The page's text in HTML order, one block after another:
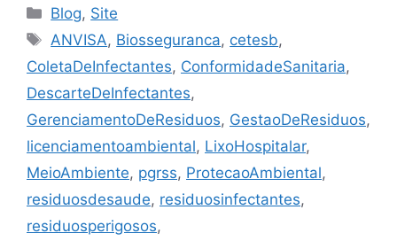
Blog, Site
ANVISA, Biosseguranca, cetesb,
ColetaDeInfectantes, ConformidadeSanitaria,
DescarteDeInfectantes,
GerenciamentoDeResiduos, GestaoDeResiduos,
licenciamentoambiental, LixoHospitalar,
MeioAmbiente, pgrss, ProtecaoAmbiental,
residuosdesaude, residuosinfectantes,
residuosperigosos,